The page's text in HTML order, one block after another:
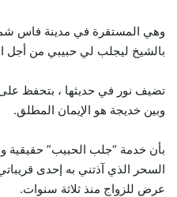
وهي المستقرة في مدينة فاس
بالشيخ ليجلب لي حبيبي من أجل
تضيف نور في حديثها ، بتحفظ
وبين خديجة هو الإيمان المطلق.
بأن خدمة “جلب الحبيب”
السحر الذي آذتني به إحدى
عرض للزواج منذ ثلاثة سنوات.